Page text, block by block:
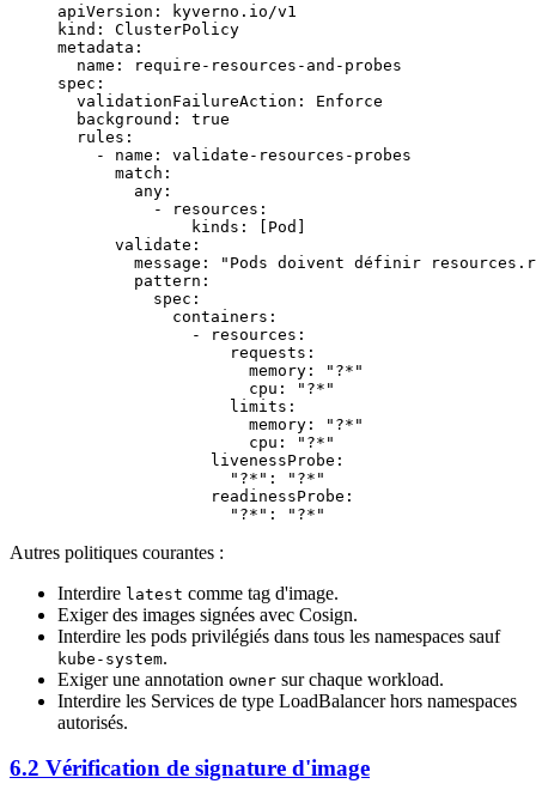
apiVersion :
kyverno.io/v1
kind : ClusterPolicy
metadata :
  name
:
require-resources-and-probes
spec :
  validationFailureAction
: Enforce
  background
: true
  rules
:
    -
name : validate-resources-probes
      match
:
        any
:
          -
resources :
              kinds
: [ Pod ]
      validate
:
        message
:
"Pods doivent définir
        pattern
:
          spec
:
            containers
:
              -
resources :
                  requests
:
                    memory
:
"?*"
                    cpu
:
"?*"
                  limits
:
                    memory
:
"?*"
                    cpu
:
"?*"
                livenessProbe
:
                  "?*"
:
"?*"
                readinessProbe
:
                  "?*"
: "?*"
Autres politiques courantes :
Interdire latest comme tag d'image.
Exiger des images signées avec Cosign.
Interdire les pods privilégiés dans tous les namespaces sauf
kube-system.
Exiger une annotation owner sur chaque workload.
Interdire les Services de type LoadBalancer hors namespaces
autorisés.
6.2 Vérification de signature d'image